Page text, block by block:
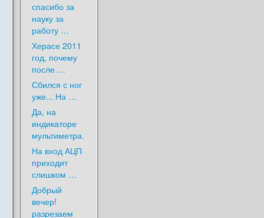
спасибо за
науку за
работу …
Херасе 2011
год, почему
после …
Сбился с ног
уже... На …
Да, на
индикаторе
мультиметра.
На вход АЦП
приходит
слишком …
Добрый
вечер!
разрезаем